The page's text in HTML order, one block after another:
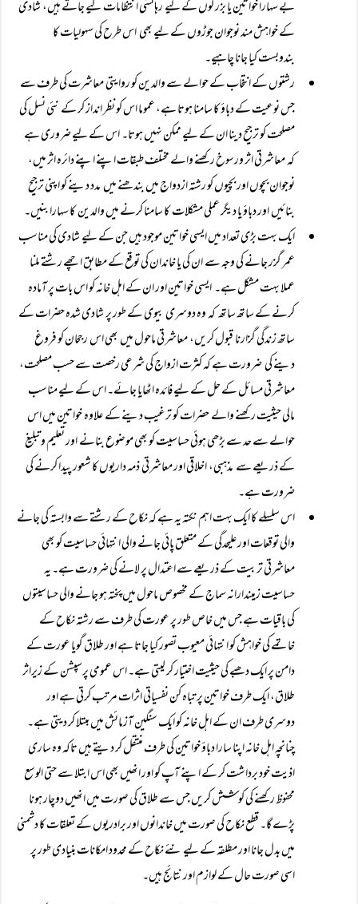
بے سہارا خواتین یا بزرگوں کے لیے رہائشی انتظامات کیے جاتے ہیں، شادی
کے خواہش مند نوجوان جوڑوں کے لیے بھی اس طرح کی سہولیات کا
بندوبست کیا جانا چاہیے۔
رشتوں کے انتخاب کے حوالے سے والدین کو روایتی معاشرت کی طرف سے
جس نوعیت کے دباؤ کا سامنا ہوتا ہے، عموما اس کو نظر انداز کر کے نئی نسل کی
مصلحت کو ترجیح دینا ان کے لیے ممکن نہیں ہوتا۔ اس کے لیے ضروری ہے
کہ معاشرتی اثر ورسوخ رکھنے والے مختلف طبقات اپنے اپنے دائرہ اثر میں،
نوجوان بچوں اور بچیوں کو رشتہ ازدواج میں بندھنے میں مدد دینے کو اپنی ترجیح
بنائیں اور دباؤ یا دیگر عملی مشکلات کا سامنا کرنے میں والدین کا سہارا بنیں۔
ایک بہت بڑی تعداد میں ایسی خواتین موجود ہیں جن کے لیے شادی کی مناسب
عمر گزر جانے کی وجہ سے ان کی یا خاندان کی توقع کے مطابق اچھے رشتے ملنا
عملا بہت مشکل ہے۔ ایسی خواتین اور ان کے اہل خانہ کو اس بات پر آمادہ
کرنے کے ساتھ ساتھ کہ وہ دوسری بیوی کے طور پر شادی شدہ حضرات کے
ساتھ زندگی گزارنا قبول کریں، معاشرتی ماحول میں بھی اس رجحان کو فروغ
دینے کی ضرورت ہے کہ کثرت ازواج کی شرعی رخصت سے حسب مصلحت،
معاشرتی مسائل کے حل کے لیے فائدہ اٹھایا جائے۔ اس کے لیے مناسب
مالی حیثیت رکھنے والے حضرات کو ترغیب دینے کے علاوہ خواتین میں اس
حوالے سے حد سے بڑھی ہوئی حساسیت کو بھی موضوع بنانے اور تعلیم وتبلیغ
کے ذریعے سے مذہبی، اخلاقی اور معاشرتی ذمہ داریوں کا شعور پیدا کرنے کی
ضرورت ہے۔
اس سلسلے کا ایک بہت اہم نکتہ یہ ہے کہ نکاح کے رشتے سے وابستہ کی جانے
والی توقعات اور علیحدگی کے متعلق پائی جانے والی انتہائی حساسیت کو بھی
معاشرتی تربیت کے ذریعے سے اعتدال پر لانے کی ضرورت ہے۔ یہ
حساسیت زمیندارانہ سماج کے مخصوص ماحول میں پختہ ہو جانے والی حساسیتوں
کی باقیات ہے جس میں خاص طور پر عورت کی طرف سے رشتہ نکاح کے
خاتمے کی خواہش کو انتہائی معیوب تصور کیا جاتا ہے اور طلاق گویا عورت کے
دامن پر ایک دھبے کی حیثیت اختیار کر لیتی ہے۔ اس عمومی پرسپشن کے زیراثر
طلاق، ایک طرف خواتین پر تباہ کن نفسیاتی اثرات مرتب کرتی ہے اور
دوسری طرف ان کے اہل خانہ کو ایک سنگین آزمائش میں مبتلا کر دیتی ہے۔
چنانچہ اہل خانہ اپنا سارا دباؤ خواتین کی طرف منتقل کر دیتے ہیں تاکہ وہ ساری
اذیت خود برداشت کر کے اپنے آپ کو اور انھیں بھی اس ابتلا سے حتی الوسع
محفوظ رکھنے کی کوشش کریں جس سے طلاق کی صورت میں انھیں دوچار ہونا
پڑے گا۔ قطع نکاح کی صورت میں خاندانوں اور برادریوں کے تعلقات کا دشمنی
میں بدل جانا اور مطلقہ کے لیے نئے نکاح کے محدود امکانات بنیادی طور پر
اسی صورت حال کے لوازم اور نتائج ہیں۔